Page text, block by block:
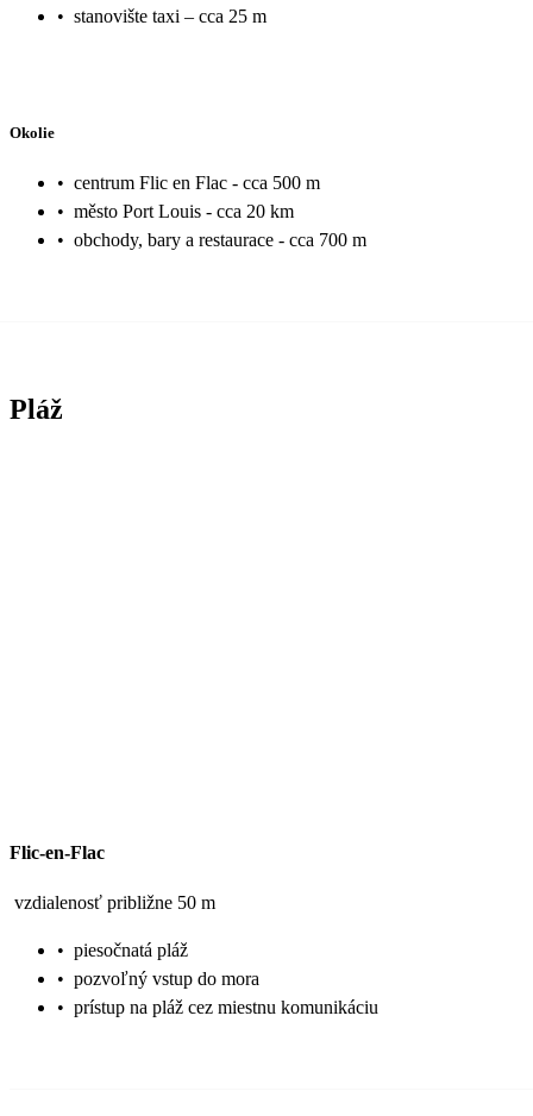
• stanovište taxi – cca 25 m
Okolie
• centrum Flic en Flac - cca 500 m
• město Port Louis - cca 20 km
• obchody, bary a restaurace - cca 700 m
Pláž
Flic-en-Flac
vzdialenosť približne 50 m
• piesočnatá pláž
• pozvoľný vstup do mora
• prístup na pláž cez miestnu komunikáciu